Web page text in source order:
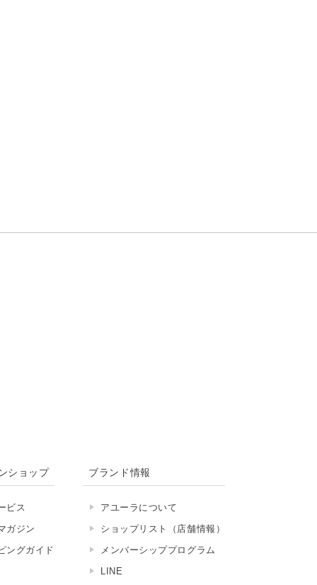
ショップ
ビス
ガジン
ングガイド
ブランド情報
アユーラについて
ショップリスト（店舗情報）
メンバーシッププログラム
LINE